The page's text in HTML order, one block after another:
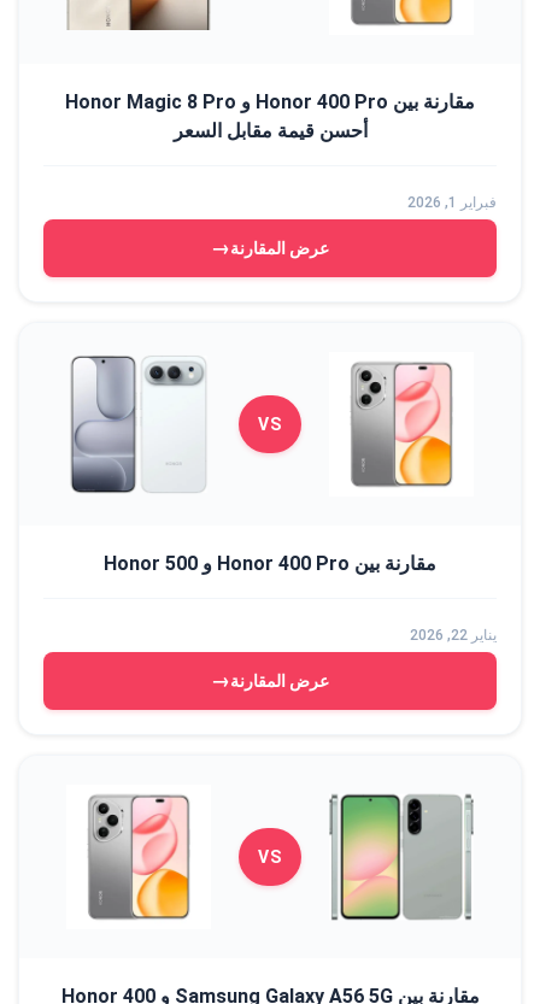
مقارنة بين Honor 400 Pro و Honor Magic 8 Pro
أحسن قيمة مقابل السعر
فبراير 1, 2026
عرض المقارنة→
VS
مقارنة بين Honor 400 Pro و Honor 500
يناير 22, 2026
عرض المقارنة→
VS
مقارنة بين Samsung Galaxy A56 5G و Honor 400